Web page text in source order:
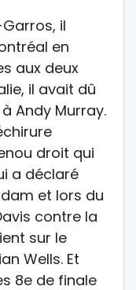
il
en
aux deux
il avait dû
Andy Murray.
droit qui
a déclaré
et lors du
contre la
sur le
Wells. Et
8e de finale